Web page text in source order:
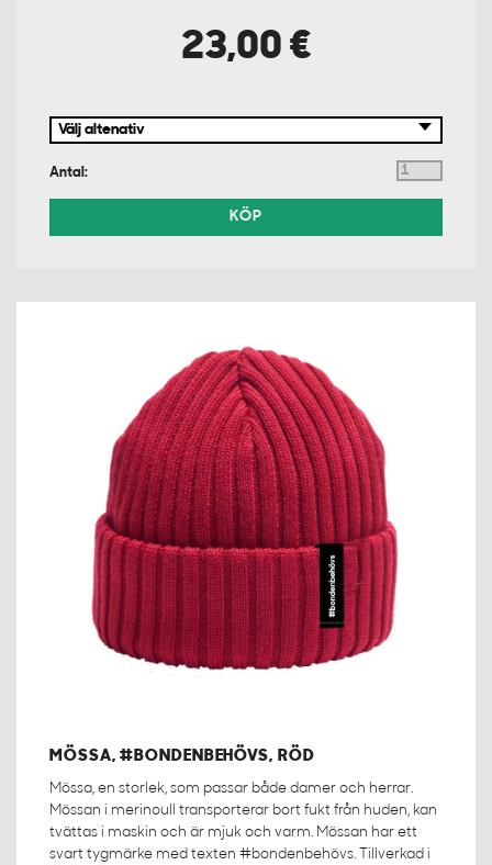
23,00 €
Antal:
KÖP
MÖSSA, #BONDENBEHÖVS, RÖD
Mössa, en storlek, som passar både damer och herrar.
Mössan i merinoull transporterar bort fukt från huden, kan
tvättas i maskin och är mjuk och varm. Mössan har ett
svart tygmärke med texten #bondenbehövs. Tillverkad i